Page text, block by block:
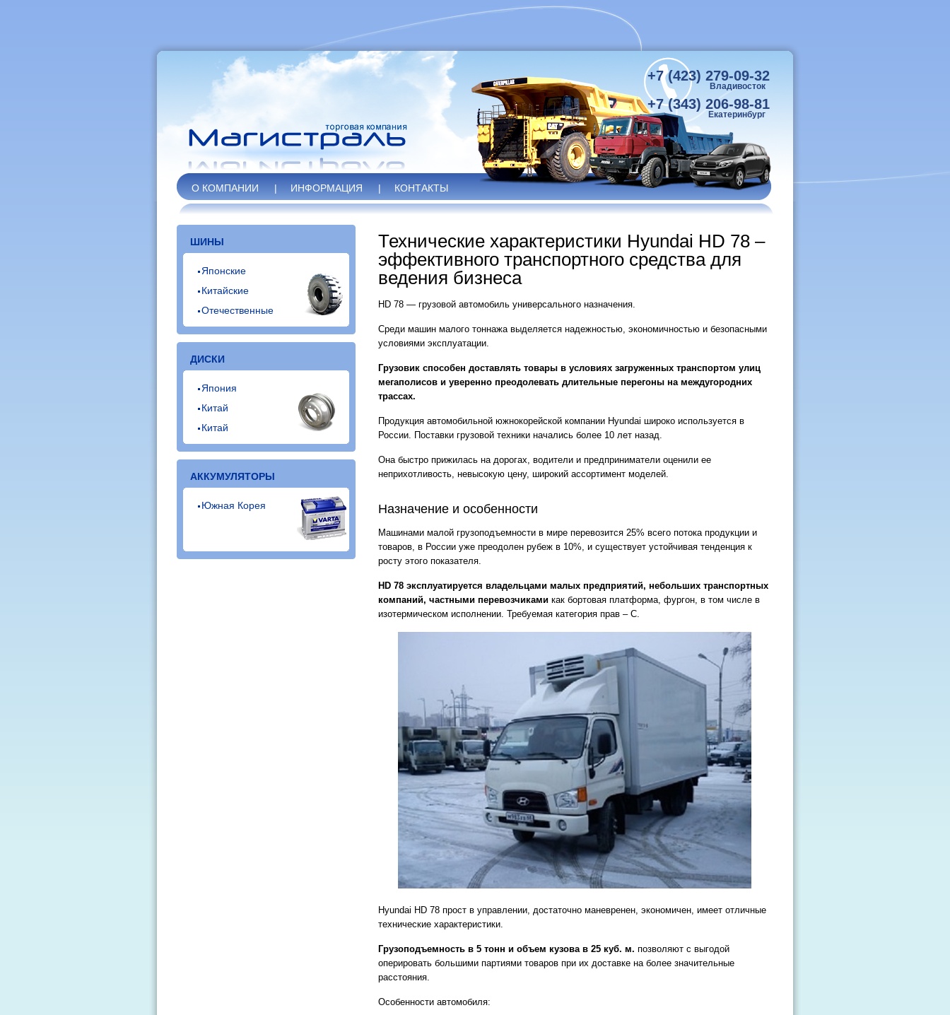
+7 (423) 279-09-32
Владивосток
+7 (343) 206-98-81
Екатеринбург
О КОМПАНИИ | ИНФОРМАЦИЯ | КОНТАКТЫ
ШИНЫ
Японские
Китайские
Отечественные
ДИСКИ
Япония
Китай
Китай
АККУМУЛЯТОРЫ
Южная Корея
Технические характеристики Hyundai HD 78 –
эффективного транспортного средства для
ведения бизнеса
HD 78 — грузовой автомобиль универсального назначения.
Среди машин малого тоннажа выделяется надежностью, экономичностью и безопасными
условиями эксплуатации.
Грузовик способен доставлять товары в условиях загруженных транспортом улиц
мегаполисов и уверенно преодолевать длительные перегоны на междугородних
трассах.
Продукция автомобильной южнокорейской компании Hyundai широко используется в
России. Поставки грузовой техники начались более 10 лет назад.
Она быстро прижилась на дорогах, водители и предприниматели оценили ее
неприхотливость, невысокую цену, широкий ассортимент моделей.
Назначение и особенности
Машинами малой грузоподъемности в мире перевозится 25% всего потока продукции и
товаров, в России уже преодолен рубеж в 10%, и существует устойчивая тенденция к
росту этого показателя.
HD 78 эксплуатируется владельцами малых предприятий, небольших транспортных
компаний, частными перевозчиками как бортовая платформа, фургон, в том числе в
изотермическом исполнении. Требуемая категория прав – C.
Hyundai HD 78 прост в управлении, достаточно маневренен, экономичен, имеет отличные
технические характеристики.
Грузоподъемность в 5 тонн и объем кузова в 25 куб. м. позволяют с выгодой
оперировать большими партиями товаров при их доставке на более значительные
расстояния.
Особенности автомобиля: